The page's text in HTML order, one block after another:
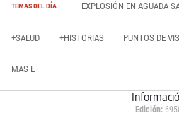
TEMAS DEL DÍA EXPLOSIÓN EN AGUADA
+SALUD +HISTORIAS PUNTOS DE
MAS E
Edición: